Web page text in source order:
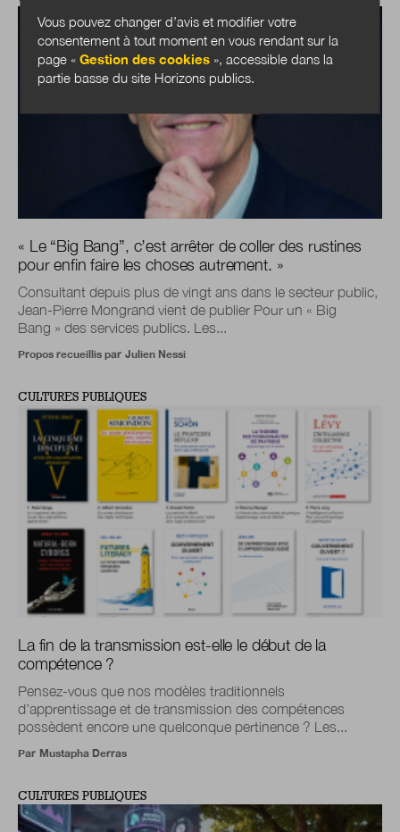
« Le “Big Bang”, c’est arrêter de coller des rustines
pour enfin faire les choses autrement. »
Consultant depuis plus de vingt ans dans le secteur public,
Jean-Pierre Mongrand vient de publier Pour un « Big
Bang » des services publics. Les...
Propos recueillis par Julien Nessi
CULTURES PUBLIQUES
La fin de la transmission est-elle le début de la
compétence ?
Pensez-vous que nos modèles traditionnels
d’apprentissage et de transmission des compétences
possèdent encore une quelconque pertinence ? Les...
Par Mustapha Derras
CULTURES PUBLIQUES
Vous pouvez changer d’avis et modifier votre
consentement à tout moment en vous rendant sur la
page «Gestion des cookies », accessible dans la
partie basse du site Horizons publics.